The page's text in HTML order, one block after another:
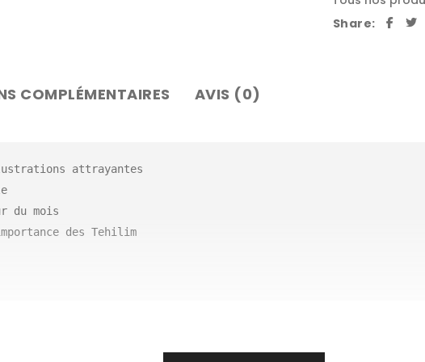
Share:
COMPLÉMENTAIRES AVIS (0)
attrayantes
du mois
des Tehilim